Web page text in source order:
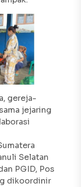
gereja-
jejaring
Selatan
PGID, Pos
dikoordinir